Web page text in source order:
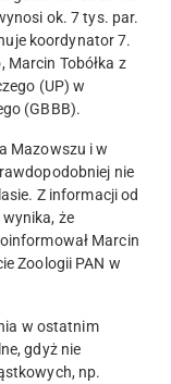
ok. 7 tys. par.
koordynator 7.
Marcin Tobółka z
(UP) w
(GBBB).
Mazowszu i w
nie
Z informacji od
że
Marcin
Zoologii PAN w
w ostatnim
gdyż nie
np.